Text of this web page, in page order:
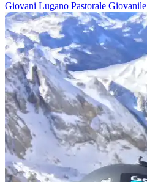
Giovani Lugano Pastorale Giovanile